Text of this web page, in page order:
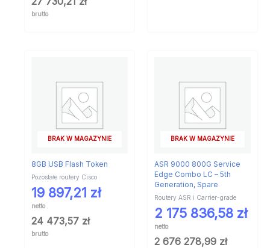
brutto
BRAK W MAGAZYNIE
8GB USB Flash Token
Pozostałe routery Cisco
19 897,21 zł
netto
24 473,57 zł
brutto
BRAK W MAGAZYNIE
ASR 9000 800G Service
Edge Combo LC – 5th
Generation, Spare
Routery ASR i Carrier-grade
2 175 836,58 zł
netto
2 676 278,99 zł